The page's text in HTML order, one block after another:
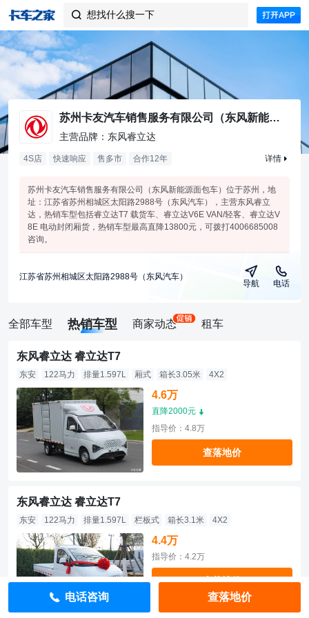
 想找什么搜一下
苏州卡友汽车销售服务有限公司（东风新能源面包车）
主营品牌：东风睿立达
4S店 快速响应 售多市 合作12年 详情
苏州卡友汽车销售服务有限公司（东风新能源面包车）位于苏州，地
址：江苏省苏州相城区太阳路2988号（东风汽车），主营东风睿立
达，热销车型包括睿立达T7 载货车、睿立达V6E VAN/轻客、睿立达V
8E 电动封闭厢货，热销车型最高直降13800元，可拨打4006685008
咨询。
江苏省苏州相城区太阳路2988号（东风汽车）
导航 电话
全部车型 热销车型 商家动态 租车
东风睿立达 睿立达T7
东安 122马力 排量1.597L 厢式 箱长3.05米 4X2
4.6万
直降2000元
指导价：4.8万
查落地价
东风睿立达 睿立达T7
东安 122马力 排量1.597L 栏板式 箱长3.1米 4X2
4.4万
指导价：4.2万
查落地价
电话咨询 查落地价